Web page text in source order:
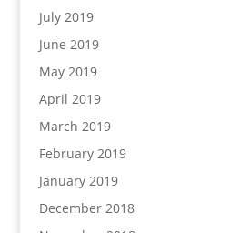
July 2019
June 2019
May 2019
April 2019
March 2019
February 2019
January 2019
December 2018